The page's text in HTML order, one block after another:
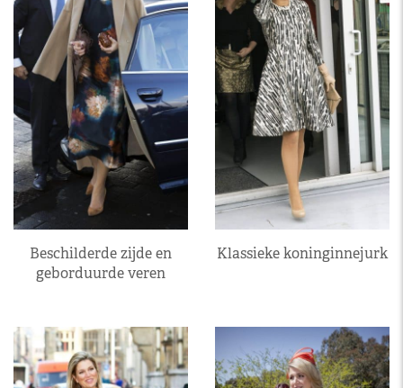
Beschilderde zijde en
geborduurde veren
Klassieke koninginnejurk